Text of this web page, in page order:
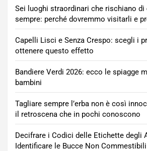
Sei luoghi straordinari che rischiano di
sempre: perché dovremmo visitarli e
Capelli Lisci e Senza Crespo: scegli i
ottenere questo effetto
Bandiere Verdi 2026: ecco le spiagge
bambini
Tagliare sempre l’erba non è così
il retroscena che in pochi conoscono
Decifrare i Codici delle Etichette degli
Identificare le Bucce Non Commestibili